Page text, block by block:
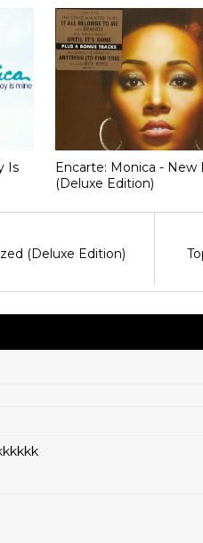
Is
Encarte: Monica - New
(Deluxe Edition)
(Deluxe Edition)